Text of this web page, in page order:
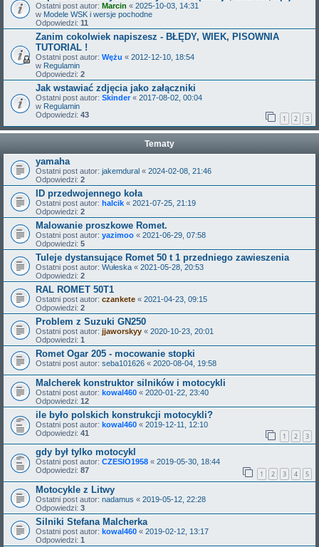
Ostatni post autor: Marcin « 2025-10-03, 14:31
w Modele WSK i wersje pochodne
Odpowiedzi: 11
Zanim cokolwiek napiszesz - BŁĘDY, WIEK, PISOWNIA
TUTORIAL !
Ostatni post autor: Wężu « 2012-12-10, 18:54
w Regulamin
Odpowiedzi: 2
Jak wstawiać zdjęcia jako załączniki
Ostatni post autor: Skinder« 2017-08-02, 00:04
w Regulamin
Odpowiedzi: 43 1 2 3
Tematy
yamaha
Ostatni post autor: jakemdural « 2024-02-08, 21:46
Odpowiedzi: 2
ID przedwojennego koła
Ostatni post autor: halcik « 2021-07-25, 21:19
Odpowiedzi: 2
Malowanie proszkowe Romet.
Ostatni post autor: yazimoo « 2021-06-29, 07:58
Odpowiedzi: 5
Tuleje dystansujące Romet 50 t 1 przedniego zawieszenia
Ostatni post autor: Wułeska « 2021-05-28, 20:53
Odpowiedzi: 2
RAL ROMET 50T1
Ostatni post autor: czankete « 2021-04-23, 09:15
Odpowiedzi: 2
Problem z Suzuki GN250
Ostatni post autor: jjaworskyy « 2020-10-23, 20:01
Odpowiedzi: 1
Romet Ogar 205 - mocowanie stopki
Ostatni post autor: seba101626 « 2020-08-04, 19:58
Malcherek konstruktor silników i motocykli
Ostatni post autor: kowal460 « 2020-01-22, 23:40
Odpowiedzi: 12
ile było polskich konstrukcji motocykli?
Ostatni post autor: kowal460 « 2019-12-11, 12:10
Odpowiedzi: 41 1 2 3
gdy był tylko motocykl
Ostatni post autor: CZESIO1958 « 2019-05-30, 18:44
Odpowiedzi: 87 1 2 3 4 5
Motocykle z Litwy
Ostatni post autor: nadamus « 2019-05-12, 22:28
Odpowiedzi: 3
Silniki Stefana Malcherka
Ostatni post autor: kowal460 « 2019-02-12, 13:17
Odpowiedzi: 1